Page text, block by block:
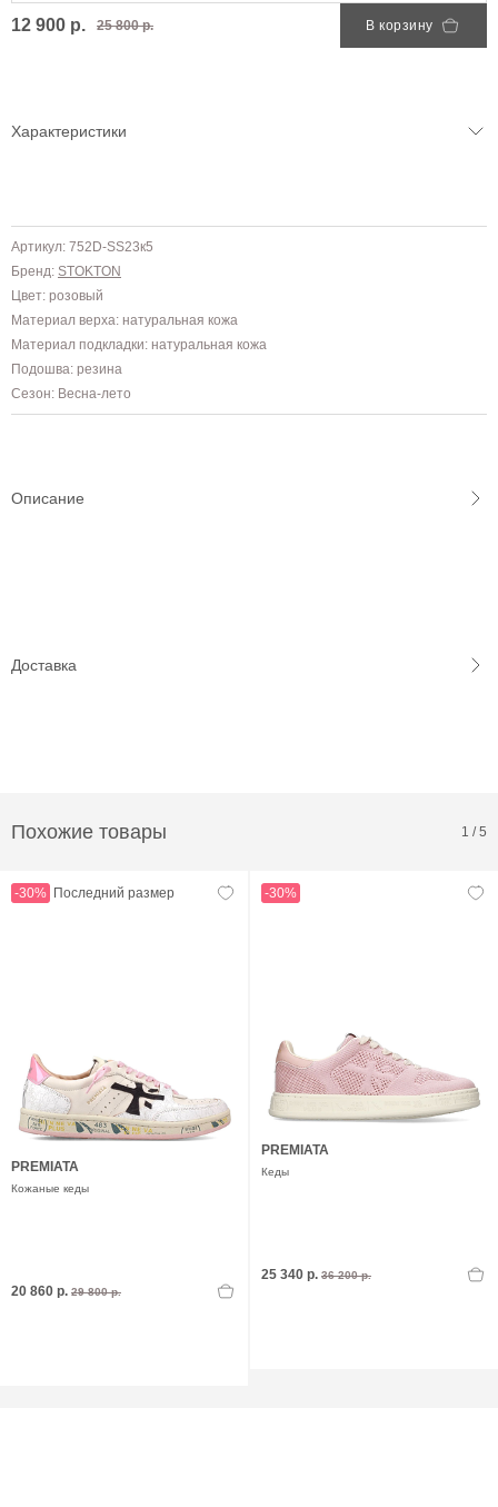
12 900 р. 25 800 р. В корзину
Характеристики
Артикул: 752D-SS23к5
Бренд: STOKTON
Цвет: розовый
Материал верха: натуральная кожа
Материал подкладки: натуральная кожа
Подошва: резина
Сезон: Весна-лето
Описание
Доставка
Похожие товары 1 /5
-30% Последний размер
PREMIATA
Кожаные кеды
20 860 р. 29 800 р.
-30%
PREMIATA
Кеды
25 340 р. 36 200 р.